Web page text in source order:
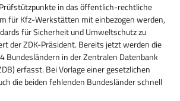
in das öffentlich-rechtliche
für Kfz-Werkstätten mit einbezogen werden,
für Sicherheit und Umweltschutz zu
der ZDK-Präsident. Bereits jetzt werden die
Bundesländern in der Zentralen Datenbank
erfasst. Bei Vorlage einer gesetzlichen
die beiden fehlenden Bundesländer schnell